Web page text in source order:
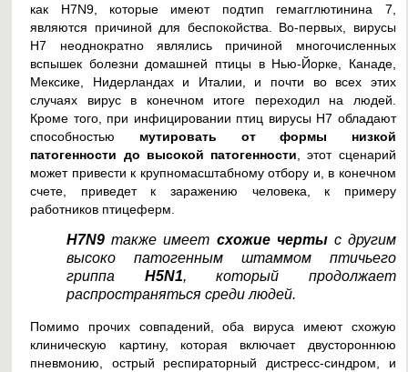
как H7N9, которые имеют подтип гемагглютинина 7,
являются причиной для беспокойства. Во-первых, вирусы
H7 неоднократно являлись причиной многочисленных
вспышек болезни домашней птицы в Нью-Йорке, Канаде,
Мексике, Нидерландах и Италии, и почти во всех этих
случаях вирус в конечном итоге переходил на людей.
Кроме того, при инфицировании птиц вирусы H7 обладают
способностью мутировать от формы низкой
патогенности до высокой патогенности , этот сценарий
может привести к крупномасштабному отбору и, в конечном
счете, приведет к заражению человека, к примеру
работников птицеферм.
H7N9 также имеет схожие чертыс другим
высоко патогенным штаммом птичьего
гриппа H5N1, который продолжает
распространяться среди людей.
Помимо прочих совпадений, оба вируса имеют схожую
клиническую картину, которая включает двустороннюю
пневмонию, острый респираторный дистресс-синдром, и